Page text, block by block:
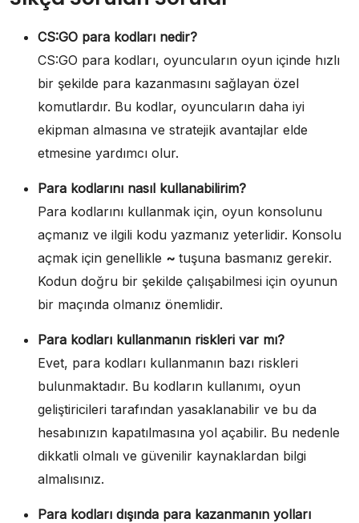
CS:GO para kodları nedir?
CS:GO para kodları, oyuncuların oyun içinde hızlı
bir şekilde para kazanmasını sağlayan özel
komutlardır. Bu kodlar, oyuncuların daha iyi
ekipman almasına ve stratejik avantajlar elde
etmesine yardımcı olur.
Para kodlarını nasıl kullanabilirim?
Para kodlarını kullanmak için, oyun konsolunu
açmanız ve ilgili kodu yazmanız yeterlidir. Konsolu
açmak için genellikle ~ tuşuna basmanız gerekir.
Kodun doğru bir şekilde çalışabilmesi için oyunun
bir maçında olmanız önemlidir.
Para kodları kullanmanın riskleri var mı?
Evet, para kodları kullanmanın bazı riskleri
bulunmaktadır. Bu kodların kullanımı, oyun
geliştiricileri tarafından yasaklanabilir ve bu da
hesabınızın kapatılmasına yol açabilir. Bu nedenle
dikkatli olmalı ve güvenilir kaynaklardan bilgi
almalısınız.
Para kodları dışında para kazanmanın yolları